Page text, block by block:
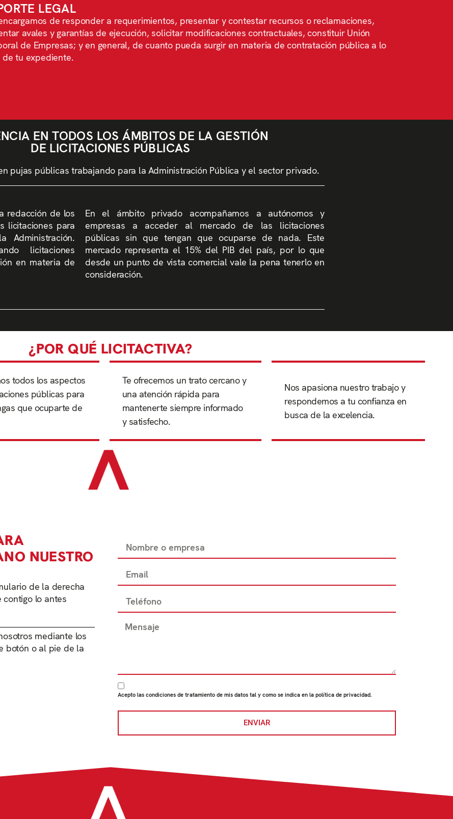
LEGAL
de responder a requerimientos, presentar y contestar recursos o reclamaciones,
avales y garantías de ejecución, solicitar modificaciones contractuales, constituir Unión
de Empresas; y en general, de cuanto pueda surgir en materia de contratación pública a lo
de tu expediente.
EN TODOS LOS ÁMBITOS DE LA GESTIÓN
DE LICITACIONES PÚBLICAS
pujas públicas trabajando para la Administración Pública y el sector privado.
redacción de los
licitaciones para
Administración.
licitaciones
en materia de
En el ámbito privado acompañamos a autónomos y
empresas a acceder al mercado de las licitaciones
públicas sin que tengan que ocuparse de nada. Este
mercado representa el 15% del PIB del país, por lo que
desde un punto de vista comercial vale la pena tenerlo en
consideración.
¿POR QUÉ LICITACTIVA?
todos los aspectos
públicas para
que ocuparte de
todos los aspectos
públicas para
que ocuparte de
Te ofrecemos un trato cercano y
una atención rápida para
mantenerte siempre informado
y satisfecho.
Te ofrecemos un trato cercano y
una atención rápida para
mantenerte siempre informado y
satisfecho.
Nos apasiona nuestro trabajo y
respondemos a tu confianza en
busca de la excelencia.
Nos apasiona nuestro trabajo y
respondemos a tu confianza en
busca de la excelencia.
NUESTRO
de la derecha
lo antes
mediante los
botón o al pie de la
Acepto las condiciones de tratamiento de mis datos tal y como se indica en la política de privacidad.
ENVIAR